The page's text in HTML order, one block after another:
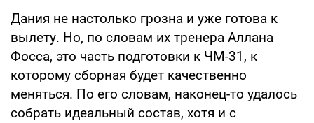
Дания не настолько грозна и уже готова к
вылету. Но, по словам их тренера Аллана
Фосса, это часть подготовки к ЧМ-31, к
которому сборная будет качественно
меняться. По его словам, наконец-то удалось
собрать идеальный состав, хотя и с